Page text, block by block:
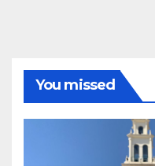
You missed